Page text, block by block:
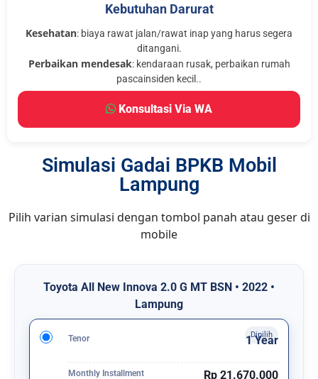
Kebutuhan Darurat
Kesehatan: biaya rawat jalan/rawat inap yang harus segera
ditangani.
Perbaikan mendesak: kendaraan rusak, perbaikan rumah
pascainsiden kecil..
Konsultasi Via WA
Simulasi Gadai BPKB Mobil
Lampung
Pilih varian simulasi dengan tombol panah atau geser di
mobile
Toyota All New Innova 2.0 G MT BSN • 2022 •
Lampung
Tenor 1 Year
Monthly Installment Rp 21.670.000